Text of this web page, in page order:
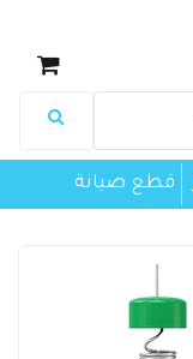
قطع صيانة